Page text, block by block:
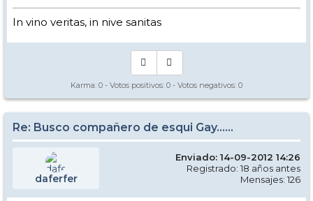
In vino veritas, in nive sanitas
Karma: 0 - Votos positivos: 0 - Votos negativos: 0
Re: Busco compañero de esqui Gay......
daferfer
Enviado: 14-09-2012 14:26
Registrado: 18 años antes
Mensajes: 126